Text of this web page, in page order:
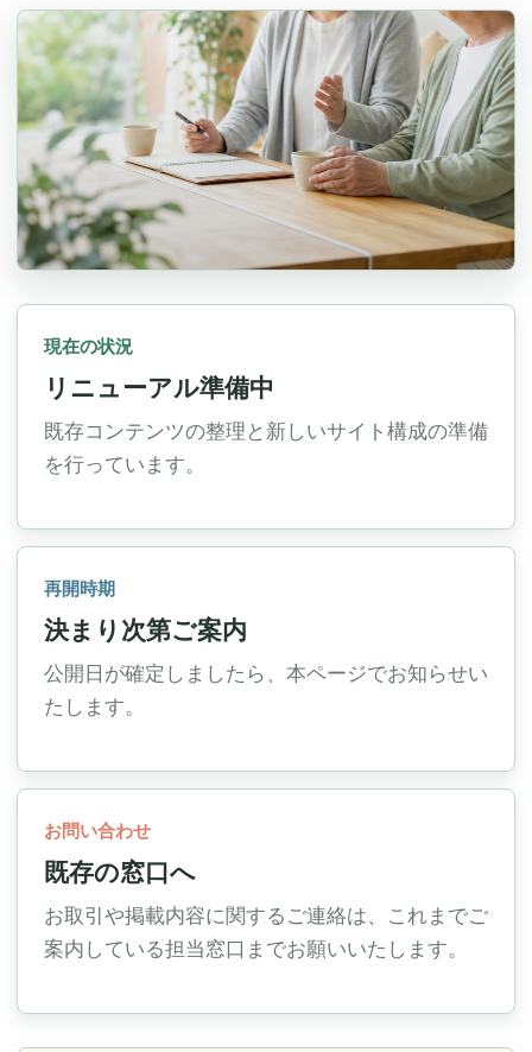
現在の状況
リニューアル準備中
既存コンテンツの整理と新しいサイト構成の準備
を行っています。
再開時期
決まり次第ご案内
公開日が確定しましたら、本ページでお知らせい
たします。
お問い合わせ
既存の窓口へ
お取引や掲載内容に関するご連絡は、これまでご
案内している担当窓口までお願いいたします。